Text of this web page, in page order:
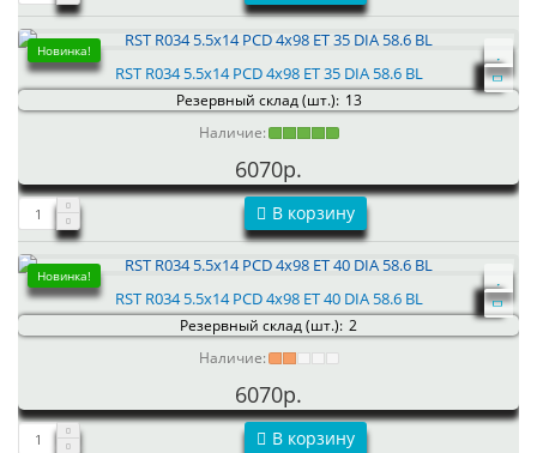
Новинка!
RST R034 5.5x14 PCD 4x98 ET 35 DIA 58.6 BL
Резервный склад (шт.): 13
Наличие:
6070р.
В корзину
Новинка!
RST R034 5.5x14 PCD 4x98 ET 40 DIA 58.6 BL
Резервный склад (шт.): 2
Наличие:
6070р.
В корзину